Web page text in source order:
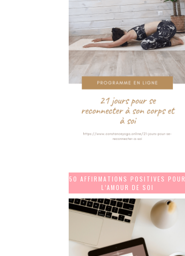
50 AFFIRMATIONS POSITIVES POUR
L’AMOUR DE SOI